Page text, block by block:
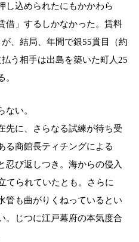
し込められたにもかかわら
借」するしかなかった。賃料
、結局、年間で銀55貫目（約
う相手は出島を築いた町人25
ない。
先に、さらなる試練が待ち受
る商館長ティチングによる
忍び返しつき。海からの侵入
てられていたとも。さらに
管も曲がりくねっているとい
。じつに江戸幕府の本気度合